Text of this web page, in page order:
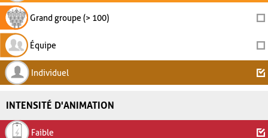
Grand groupe (> 100)
Équipe
Individuel
INTENSITÉ D'ANIMATION
Faible